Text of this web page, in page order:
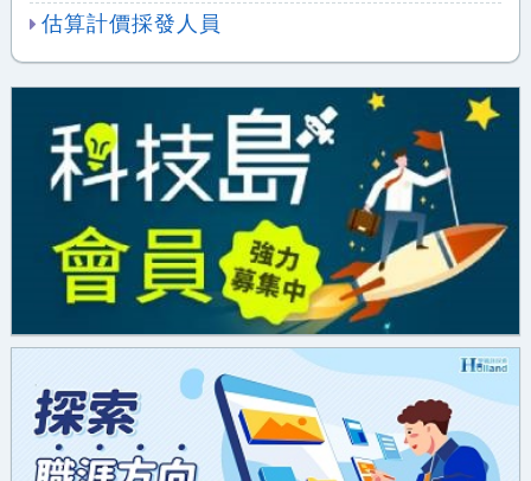
估算計價採發人員